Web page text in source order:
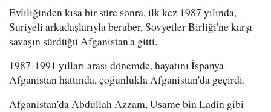
Evliliğinden kısa bir süre sonra, ilk kez 1987 yılında,
Suriyeli arkadaşlarıyla beraber, Sovyetler Birliği'ne karşı
savaşın sürdüğü Afganistan'a gitti.
1987-1991 yılları arası dönemde, hayatını İspanya-
Afganistan hattında, çoğunlukla Afganistan'da geçirdi.
Afganistan'da Abdullah Azzam, Usame bin Ladin gibi